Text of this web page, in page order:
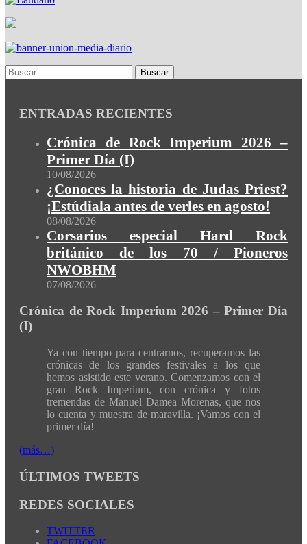
ENTRADAS RECIENTES
Crónica de Rock Imperium 2026 –
Primer Día (I)
10/08/2026
¿Conoces la historia de Judas Priest?
¡Estúdiala antes de verles en agosto!
08/08/2026
Corsarios especial Hard Rock
británico de los 70 / Pioneros
NWOBHM
07/08/2026
Crónica de Rock Imperium 2026 – Primer Día
(I)
Ya con tiempo para centrarnos, recuperamos las
crónicas de los grandes festivales a los que
hemos asistido este verano. Comenzamos con el
gran Rock Imperium, con crónica y fotos
tremendas de Manuel Damea Morenas, que nos
lo cuenta y muestra de maravilla. ¡Vamos con el
primer día!
(más…)
ÚLTIMOS TWEETS
REDES SOCIALES
TWITTER